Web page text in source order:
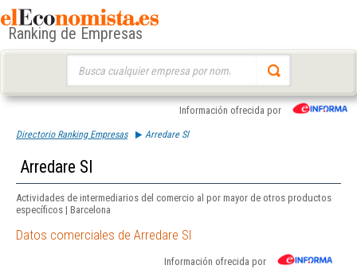
Ranking de Empresas
Información ofrecida por
Directorio Ranking Empresas Arredare Sl
Arredare Sl
Actividades de intermediarios del comercio al por mayor de otros productos
específicos | Barcelona
Datos comerciales de Arredare Sl
Información ofrecida por